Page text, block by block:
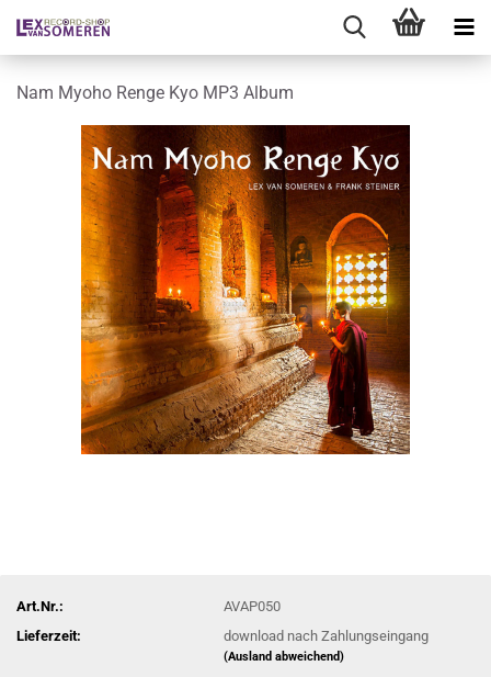
Nam Myoho Renge Kyo MP3 Album
Art.Nr.:
AVAP050
Lieferzeit:
download nach Zahlungseingang
(Ausland abweichend)